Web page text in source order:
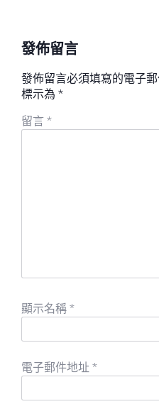
發佈留言
發佈留言必須填寫的電子
標示為 *
留言 *
顯示名稱 *
電子郵件地址 *